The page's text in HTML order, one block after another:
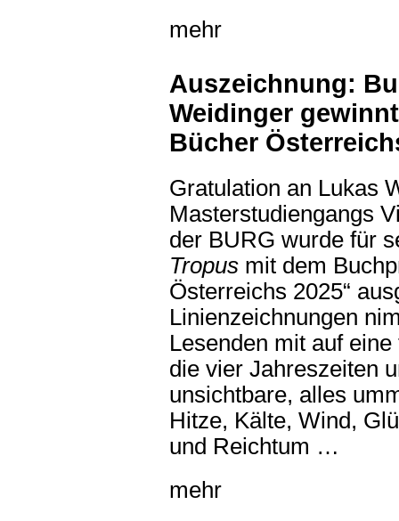
mehr
Auszeichnung:
Weidinger
Bücher
Gratulation an Lukas
Masterstudiengangs
der BURG wurde für
Tropus mit dem
Österreichs 2025“
Linienzeichnungen
Lesenden mit auf
die vier Jahreszeiten
unsichtbare, alles
Hitze, Kälte, Wind,
und Reichtum …
mehr